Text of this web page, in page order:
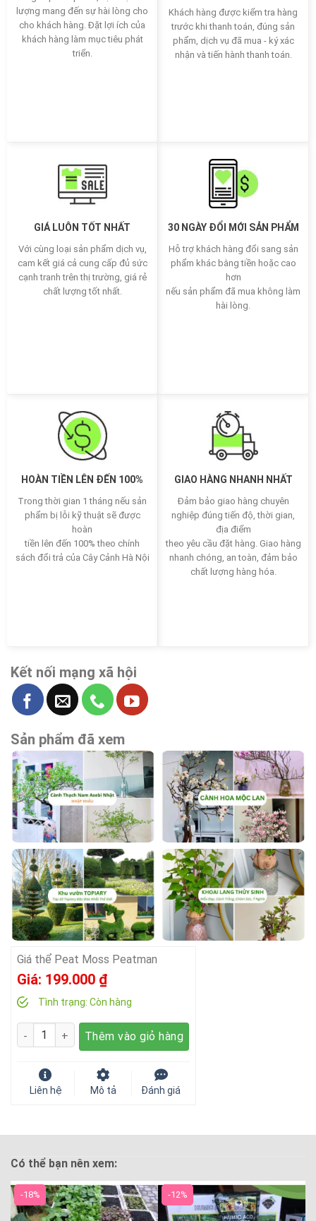
lượng mang đến sự hài lòng cho
cho khách hàng. Đặt lợi ích của
khách hàng làm mục tiêu phát
triển.
Khách hàng được kiểm tra hàng
trước khi thanh toán, đúng sản
phẩm, dịch vụ đã mua - ký xác
nhận và tiến hành thanh toán.
GIÁ LUÔN TỐT NHẤT
Với cùng loại sản phẩm dịch vụ,
cam kết giá cả cung cấp đủ sức
cạnh tranh trên thị trường, giá rẻ
chất lượng tốt nhất.
30 NGÀY ĐỔI MỚI SẢN PHẨM
Hỗ trợ khách hàng đổi sang sản
phẩm khác bằng tiền hoặc cao
hơn
nếu sản phẩm đã mua không làm
hài lòng.
HOÀN TIỀN LÊN ĐẾN 100%
Trong thời gian 1 tháng nếu sản
phẩm bị lỗi kỹ thuật sẽ được
hoàn
tiền lên đến 100% theo chính
sách đổi trả của Cây Cảnh Hà Nội
GIAO HÀNG NHANH NHẤT
Đảm bảo giao hàng chuyên
nghiệp đúng tiến độ, thời gian,
địa điểm
theo yêu cầu đặt hàng. Giao hàng
nhanh chóng, an toàn, đảm bảo
chất lượng hàng hóa.
Kết nối mạng xã hội
Sản phẩm đã xem
Giá thể Peat Moss Peatman
Giá: 199.000 ₫
Tình trạng: Còn hàng
Số lượng Thêm vào giỏ hàng
Liên hệ Mô tả Đánh giá
Có thể bạn nên xem:
-18% -12%